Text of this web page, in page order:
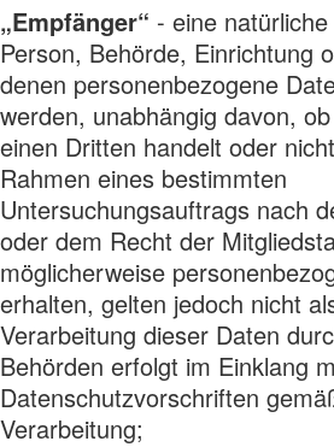
„Empfänger“ - eine
Person, Behörde, Einrichtung
denen personenbezogene
werden, unabhängig davon,
einen Dritten handelt oder
Rahmen eines bestimmten
Untersuchungsauftrags nach
oder dem Recht der
möglicherweise
erhalten, gelten jedoch nicht
Verarbeitung dieser Daten
Behörden erfolgt im Einklang
Datenschutzvorschriften
Verarbeitung;